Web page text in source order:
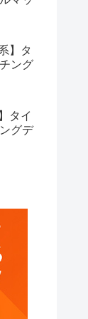
】タ
ング
タイ
グデ